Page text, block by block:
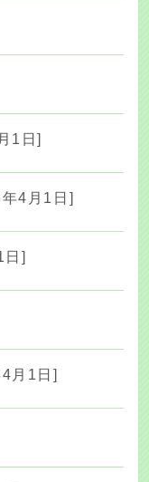
1日]
4月1日]
日]
月1日]